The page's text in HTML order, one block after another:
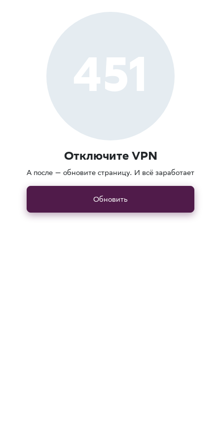
451
Отключите VPN
А после — обновите страницу. И всё заработает
Обновить